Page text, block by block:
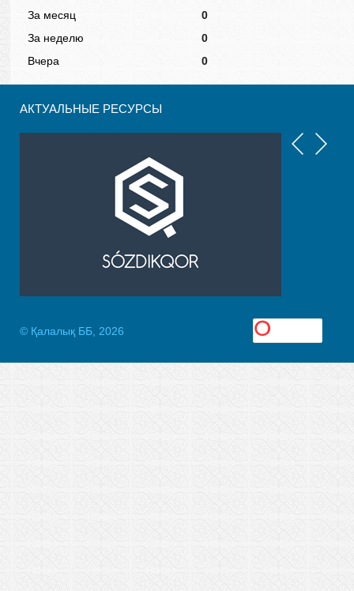
За месяц
0
За неделю
0
Вчера
0
АКТУАЛЬНЫЕ РЕСУРСЫ
© Қалалық ББ, 2026